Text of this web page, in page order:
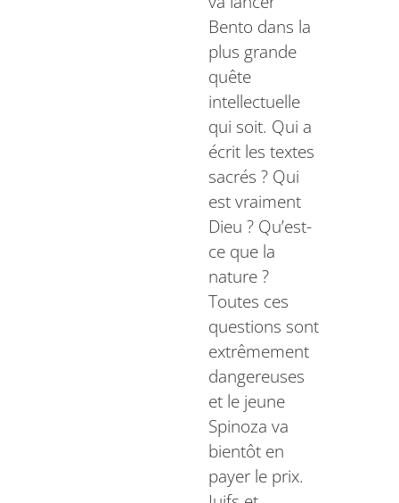
Bento dans la
plus grande
quête
intellectuelle
qui soit. Qui a
écrit les textes
sacrés ? Qui
est vraiment
Dieu ? Qu’est-
ce que la
nature ?
Toutes ces
questions sont
extrêmement
dangereuses
et le jeune
Spinoza va
bientôt en
payer le prix.